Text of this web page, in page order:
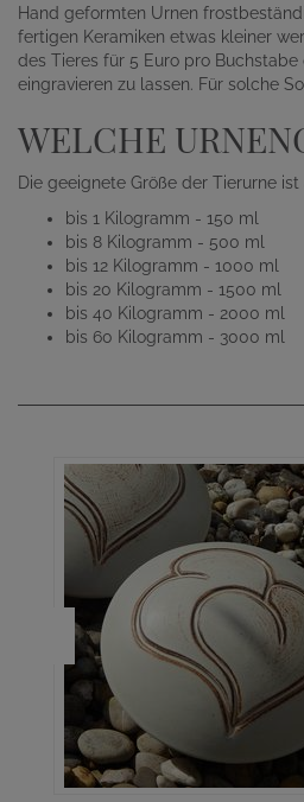
Hand geformten Urnen
fertigen Keramiken etwas kleiner
des Tieres für 5 Euro pro
eingravieren zu lassen. Für solche
WELCHE
Die geeignete Größe der Tierurne
bis 1 Kilogramm - 150 ml
bis 8 Kilogramm - 500 ml
bis 12 Kilogramm - 1000 ml
bis 20 Kilogramm - 1500 ml
bis 40 Kilogramm - 2000 ml
bis 60 Kilogramm - 3000 ml